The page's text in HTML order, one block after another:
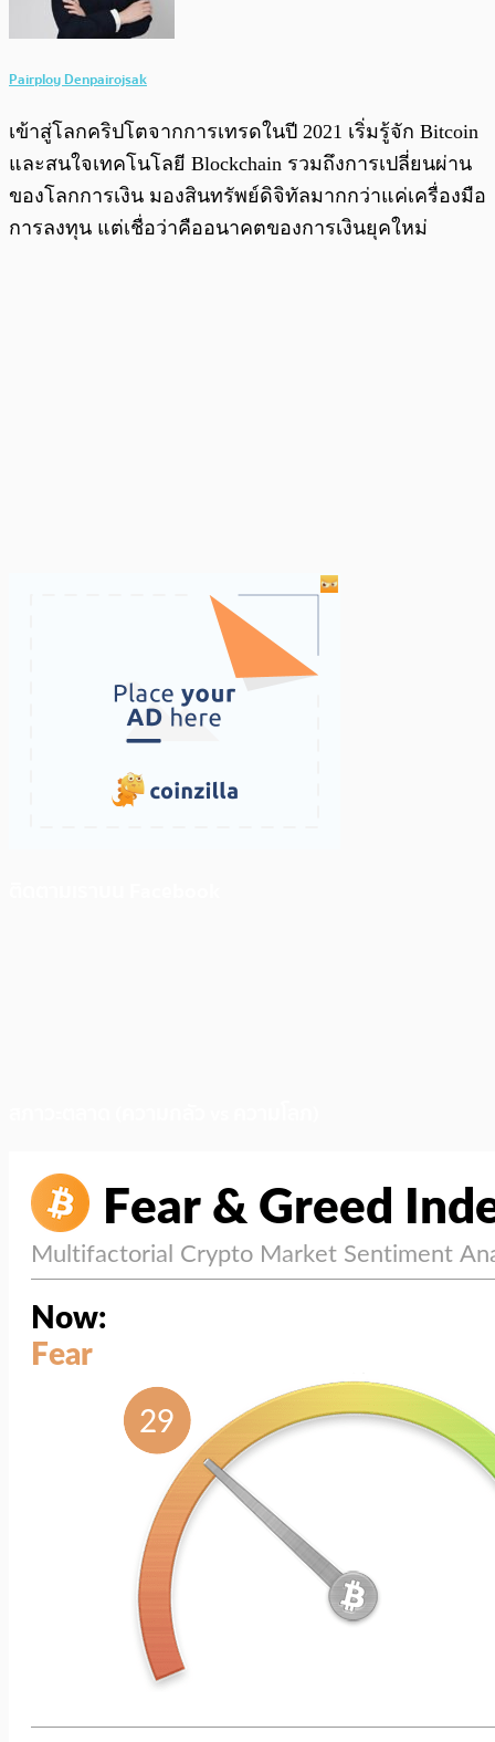
Pairploy Denpairojsak
เข้าสู่โลกคริปโตจากการเทรดในปี 2021 เริ่มรู้จัก Bitcoin
และสนใจเทคโนโลยี Blockchain รวมถึงการเปลี่ยนผ่าน
ของโลกการเงิน มองสินทรัพย์ดิจิทัลมากกว่าแค่เครื่องมือ
การลงทุน แต่เชื่อว่าคืออนาคตของการเงินยุคใหม่